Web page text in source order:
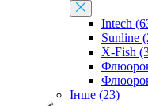
Intech
Sunline
X-Fish
Інше (23)